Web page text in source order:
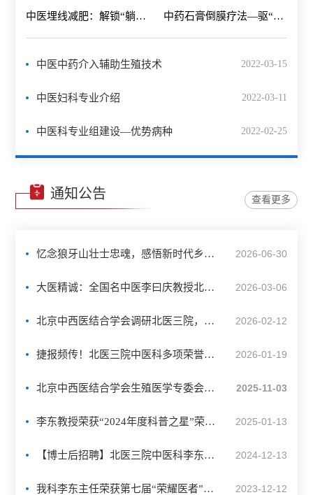
中医埋线减肥：解锁“躺瘦”新方式，科学瘦身更健康 中药石膏倒膜疗法—驱“斑”逐“痘”，美颜长驻
中医中药介入辅助生殖技术 2022-03-15
中医妇科专业介绍 2022-03-11
中医科专业组建设—优势病种 2022-02-25
通知公告 查看更多
忆念狼牙山壮士忠魂，感悟新时代乡村建设——中医科党支部主题党建活动 2026-06-30
大医精诚：全国名中医李曰庆教授北医三院开诊，守护男性生殖健康 2026-03-06
北京中西医结合学会调研北医三院，共探中西医协同发展新路径 2026-02-12
捷报频传！北医三院中医科多项荣誉加身，载誉前行！ 2026-01-19
北京中西医结合学会生殖医学专委会2025年学术年会暨第六届临床诊治培训班成功举办 2025-11-03
李东教授荣获“2024年度科普之星”荣誉称号 2025-01-13
【博士后招聘】北医三院中医科李东教授课题组博士后招聘启事 2024-12-13
我科李东主任荣获第七届“荣耀医者”中华医药贡献奖 2023-12-12